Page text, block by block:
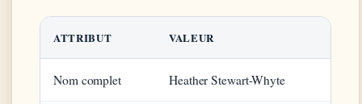
ATTRIBUT VALEUR
Nom complet Heather Stewart-Whyte